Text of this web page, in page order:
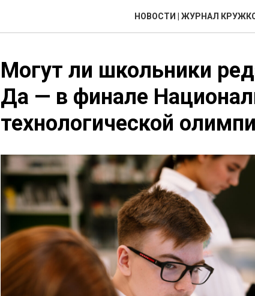
НОВОСТИ | ЖУРНАЛ
Могут ли школьники
Да — в финале
технологической